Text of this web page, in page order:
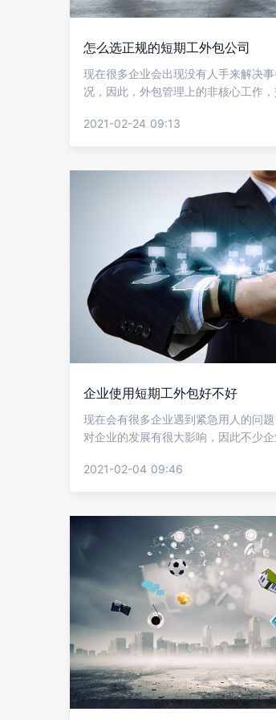
怎么选正规的短期工外包公司
现在很多企业会出现没有人手来解决
况，因此，外包管理上的非核心工作，
本。但现在有很多这样的短期工外包公
2021-02-24 09:13
企业使用短期工外包好不好
现在会有很多企业遇到紧急用人的问
对企业的发展有很大影响，因此不少
前可能没接触过这样的方式，不知道效
2021-02-04 09:46